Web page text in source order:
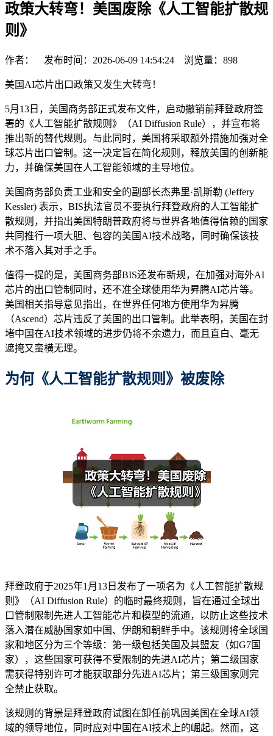
政策大转弯！美国废除《人工智能扩散规
则》
作者： 发布时间：2026-06-09 14:54:24 浏览量： 898
美国AI芯片出口政策又发生大转弯！
5月13日，美国商务部正式发布文件，启动撤销前拜登政府签
署的《人工智能扩散规则》（AI Diffusion Rule），并宣布将
推出新的替代规则。与此同时，美国将采取额外措施加强对全
球芯片出口管制。这一决定旨在简化规则，释放美国的创新能
力，并确保美国在人工智能领域的主导地位。
美国商务部负责工业和安全的副部长杰弗里·凯斯勒 (Jeffery
Kessler) 表示，BIS执法官员不要执行拜登政府的人工智能扩
散规则，并指出美国特朗普政府将与世界各地值得信赖的国家
共同推行一项大胆、包容的美国AI技术战略，同时确保该技
术不落入其对手之手。
值得一提的是，美国商务部BIS还发布新规，在加强对海外AI
芯片的出口管制同时，还不准全球使用华为昇腾AI芯片等。
美国相关指导意见指出，在世界任何地方使用华为昇腾
（Ascend）芯片违反了美国的出口管制。此举表明，美国在封
堵中国在AI技术领域的进步仍将不余遗力，而且直白、毫无
遮掩又蛮横无理。
为何《人工智能扩散规则》被废除
拜登政府于2025年1月13日发布了一项名为《人工智能扩散规
则》（AI Diffusion Rule）的临时最终规则，旨在通过全球出
口管制限制先进人工智能芯片和模型的流通，以防止这些技术
落入潜在威胁国家如中国、伊朗和朝鲜手中。该规则将全球国
家和地区分为三个等级：第一级包括美国及其盟友（如G7国
家），这些国家可获得不受限制的先进AI芯片；第二级国家
需获得特别许可才能获取部分先进AI芯片；第三级国家则完
全禁止获取。
该规则的背景是拜登政府试图在卸任前巩固美国在全球AI领
域的领导地位，同时应对中国在AI技术上的崛起。然而，这